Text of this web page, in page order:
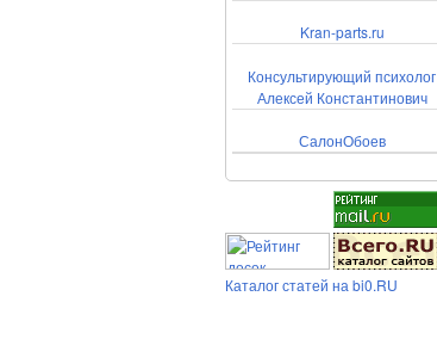
Kran-parts.ru
Консультирующий психолог
Алексей Константинович
СалонОбоев
Каталог статей на bi0.RU